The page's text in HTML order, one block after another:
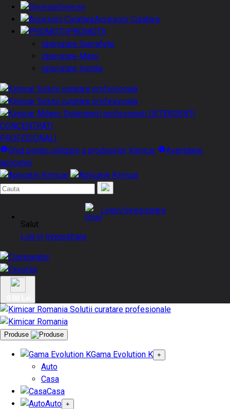
Diverse
Accesorii Curatare
PROMOTII
Igienizare Suprafete
Igienizare Maini
Igienizare Incinte
DETERGENTI
CONCENTRATI
PROFESIONALI
Ghid pentru utilizare a produselor Kimicar
Avantajele
aplicatiei
Login/Inregistrare
Salut
Log In Inregistrare
Produse
Gama Evolution K +
Auto
Casa
Casa
Auto +